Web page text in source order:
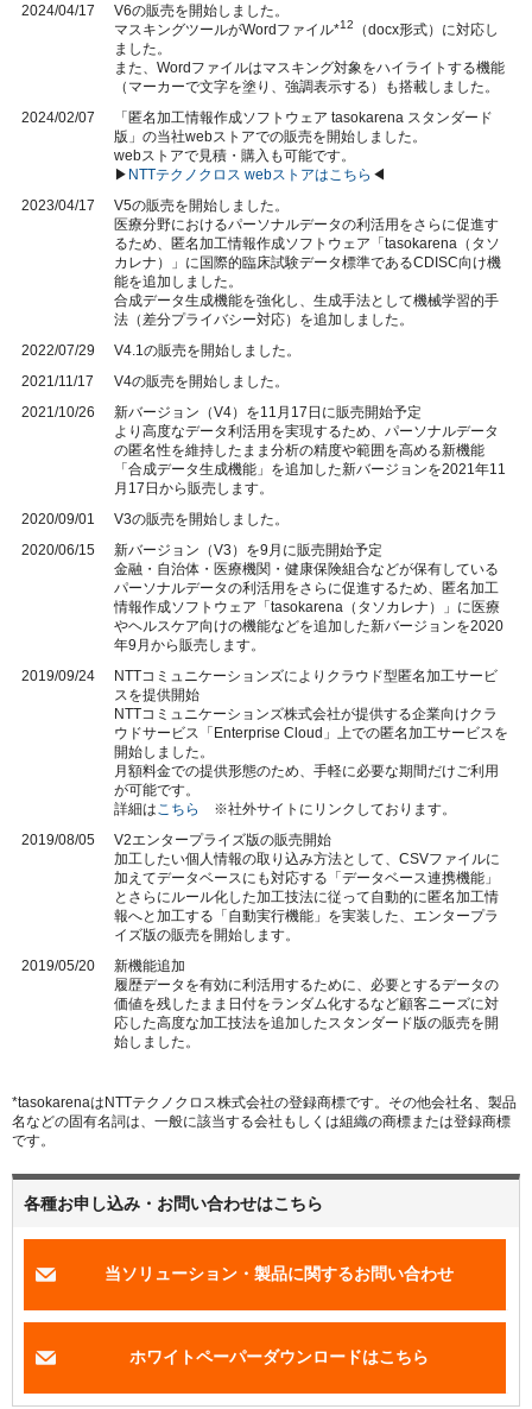
2024/04/17
V6の販売を開始しました。
マスキングツールがWordファイル*12
（docx形式）に対応し
ました。
また、Wordファイルはマスキング対象をハイライトする機能
（マーカーで文字を塗り、強調表示する）も搭載しました。
2024/02/07
「匿名加工情報作成ソフトウェア tasokarena スタンダード
版」の当社webストアでの販売を開始しました。
webストアで見積・購入も可能です。
▶ NTTテクノクロス webストアはこちら ◀
2023/04/17
V5の販売を開始しました。
医療分野におけるパーソナルデータの利活用をさらに促進す
るため、匿名加工情報作成ソフトウェア「tasokarena（タソ
カレナ）」に国際的臨床試験データ標準であるCDISC向け機
能を追加しました。
合成データ生成機能を強化し、生成手法として機械学習的手
法（差分プライバシー対応）を追加しました。
2022/07/29
V4.1の販売を開始しました。
2021/11/17
V4の販売を開始しました。
2021/10/26
新バージョン（V4）を11月17日に販売開始予定
より高度なデータ利活用を実現するため、パーソナルデータ
の匿名性を維持したまま分析の精度や範囲を高める新機能
「合成データ生成機能」を追加した新バージョンを2021年11
月17日から販売します。
2020/09/01
V3の販売を開始しました。
2020/06/15
新バージョン（V3）を9月に販売開始予定
金融・自治体・医療機関・健康保険組合などが保有している
パーソナルデータの利活用をさらに促進するため、匿名加工
情報作成ソフトウェア「tasokarena（タソカレナ）」に医療
やヘルスケア向けの機能などを追加した新バージョンを2020
年9月から販売します。
2019/09/24
NTTコミュニケーションズによりクラウド型匿名加工サービ
スを提供開始
NTTコミュニケーションズ株式会社が提供する企業向けクラ
ウドサービス「Enterprise Cloud」上での匿名加工サービスを
開始しました。
月額料金での提供形態のため、手軽に必要な期間だけご利用
が可能です。
詳細はこちら
※社外サイトにリンクしております。
2019/08/05
V2エンタープライズ版の販売開始
加工したい個人情報の取り込み方法として、CSVファイルに
加えてデータベースにも対応する「データベース連携機能」
とさらにルール化した加工技法に従って自動的に匿名加工情
報へと加工する「自動実行機能」を実装した、エンタープラ
イズ版の販売を開始します。
2019/05/20
新機能追加
履歴データを有効に利活用するために、必要とするデータの
価値を残したまま日付をランダム化するなど顧客ニーズに対
応した高度な加工技法を追加したスタンダード版の販売を開
始しました。
*tasokarenaはNTTテクノクロス株式会社の登録商標です。その他会社名、製品
名などの固有名詞は、一般に該当する会社もしくは組織の商標または登録商標
です。
各種お申し込み・お問い合わせはこちら
当ソリューション・製品に関するお問い合わせ
ホワイトペーパーダウンロードはこちら